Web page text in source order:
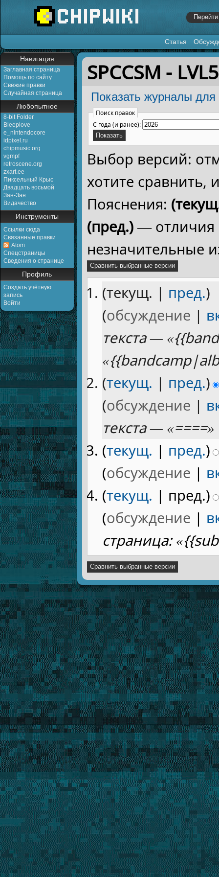
Статья
Навигация
Заглавная страница
Помощь по сайту
Свежие правки
Случайная страница
Любопытное
8-bit Folder
Bleeplove
e_nintendocore
idpixel.ru
chipmusic.org
vgmpf
retroscene.org
zxart.ee
Пиксельный Крыс
Двадцать восьмой
Зан-Зан
Видачество
Инструменты
Ссылки сюда
Связанные правки
Atom
Спецстраницы
Сведения о странице
Профиль
Создать учётную
запись
Войти
Перейти к:навигация,поиск
SPCCSM -
Показать журналы для
Поиск правок
С года (и ранее):
Выбор версий:
хотите
Пояснения:
(пред.)— отличия
незначительные
(текущ. | пред.)
(обсуждение |
текста —
(текущ. | пред.)
(обсуждение |
текста —
(текущ. | пред.)
(обсуждение |
(текущ. | пред.)
(обсуждение |
страница: